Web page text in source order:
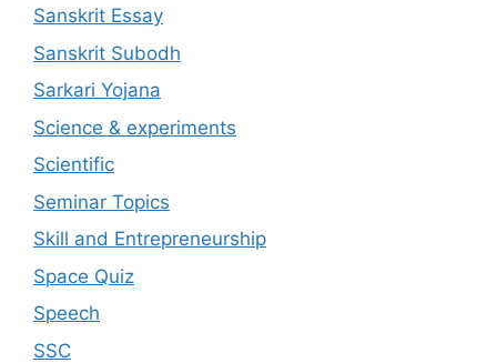
Sanskrit Essay
Sanskrit Subodh
Sarkari Yojana
Science & experiments
Scientific
Seminar Topics
Skill and Entrepreneurship
Space Quiz
Speech
SSC